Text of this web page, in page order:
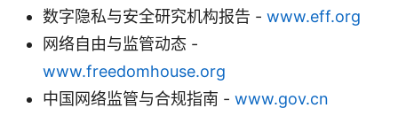
数字隐私与安全研究机构报告 - www.eff.org
网络自由与监管动态 -
www.freedomhouse.org
中国网络监管与合规指南 - www.gov.cn